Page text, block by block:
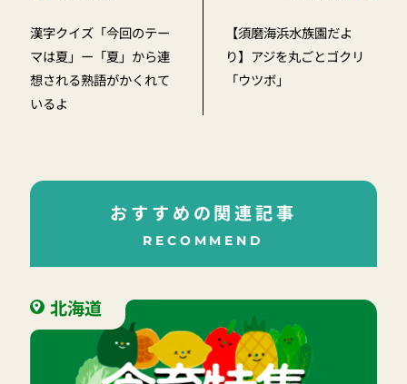
漢字クイズ「今回のテー
マは夏」ー「夏」から連
想される熟語がかくれて
いるよ
【須磨海浜水族園だよ
り】アジを丸ごとゴクリ
「ウツボ」
おすすめの関連記事
RECOMMEND
北海道